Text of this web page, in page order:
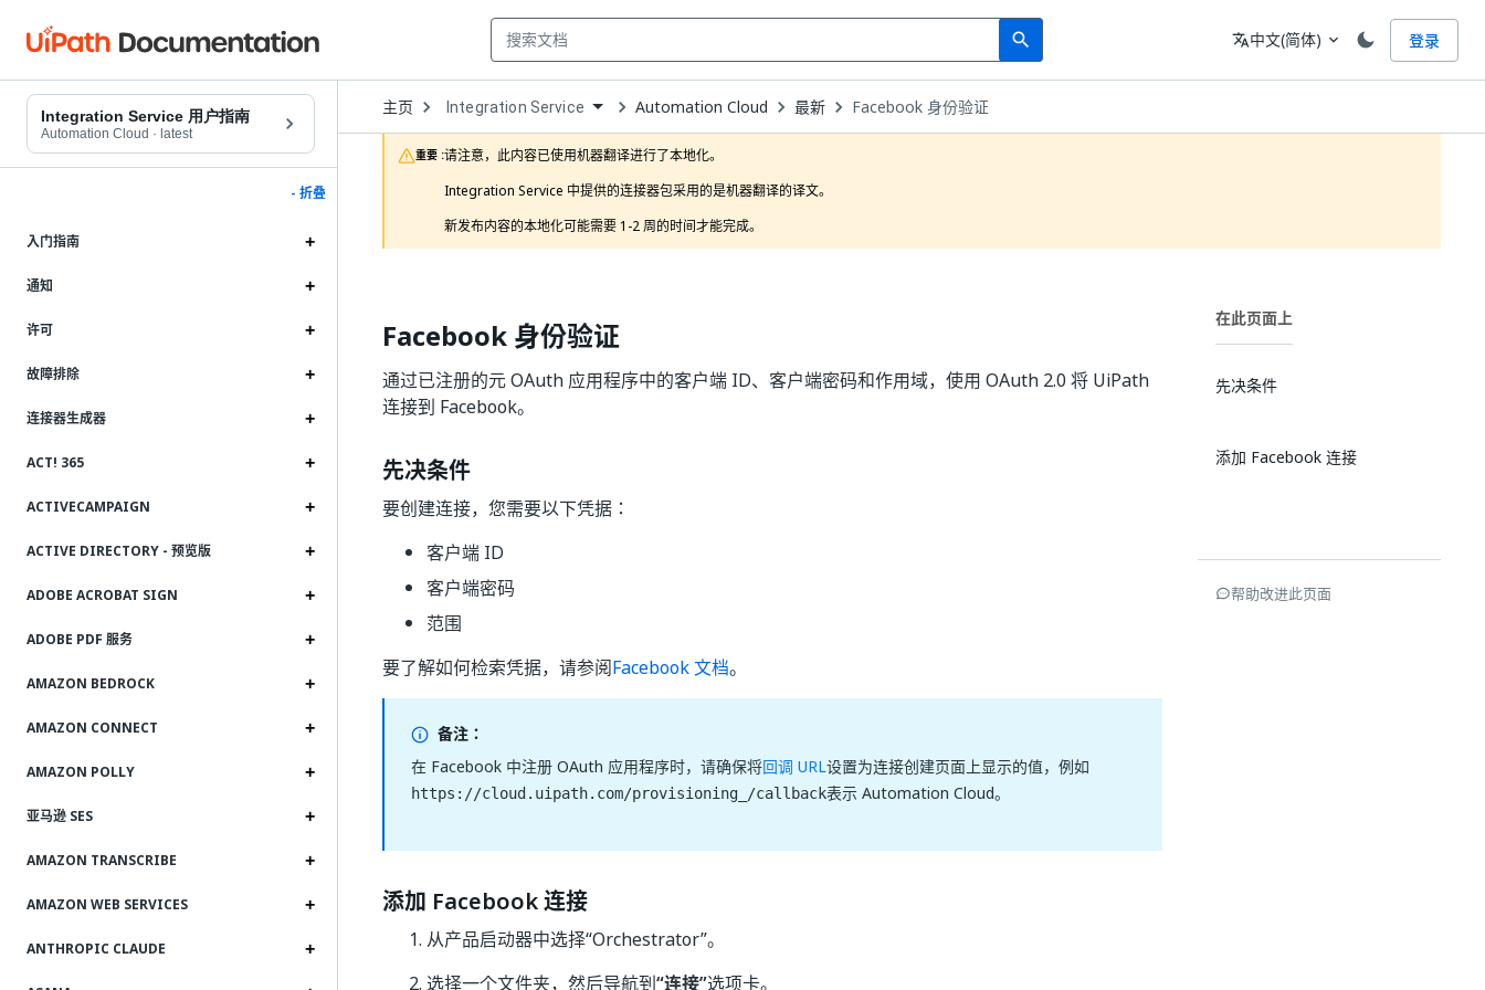
search
Search 语言
translate中文(简体) expand_more 登录
Integration Service 用户指南
Automation Cloud · latest
- 折叠
入门指南
通知
许可
故障排除
连接器生成器
ACT! 365
ACTIVECAMPAIGN
ACTIVE DIRECTORY - 预览版
ADOBE ACROBAT SIGN
ADOBE PDF 服务
AMAZON BEDROCK
AMAZON CONNECT
AMAZON POLLY
亚马逊 SES
AMAZON TRANSCRIBE
AMAZON WEB SERVICES
ANTHROPIC CLAUDE
主页 Open
Dropdown
to
choose
product
Integration Service Automation Cloud 最新 Facebook 身份验证
重要 :请注意，此内容已使用机器翻译进行了本地化。
Integration Service 中提供的连接器包采用的是机器翻译的译文。
新发布内容的本地化可能需要 1-2 周的时间才能完成。
Facebook 身份验证
通过已注册的元 OAuth 应用程序中的客户端 ID、客户端密码和作用域，使用 OAuth 2.0 将 UiPath
连接到 Facebook。
先决条件
要创建连接，您需要以下凭据：
客户端 ID
客户端密码
范围
要了解如何检索凭据，请参阅Facebook 文档。
备注：
在 Facebook 中注册 OAuth 应用程序时，请确保将回调 URL设置为连接创建页面上显示的值，例如
https://cloud.uipath.com/provisioning_/callback表示 Automation Cloud。
添加 Facebook 连接
从产品启动器中选择“Orchestrator”。
选择一个文件夹，然后导航到“连接”选项卡。
在此页面上
先决条件
添加 Facebook 连接
帮助改进此页面